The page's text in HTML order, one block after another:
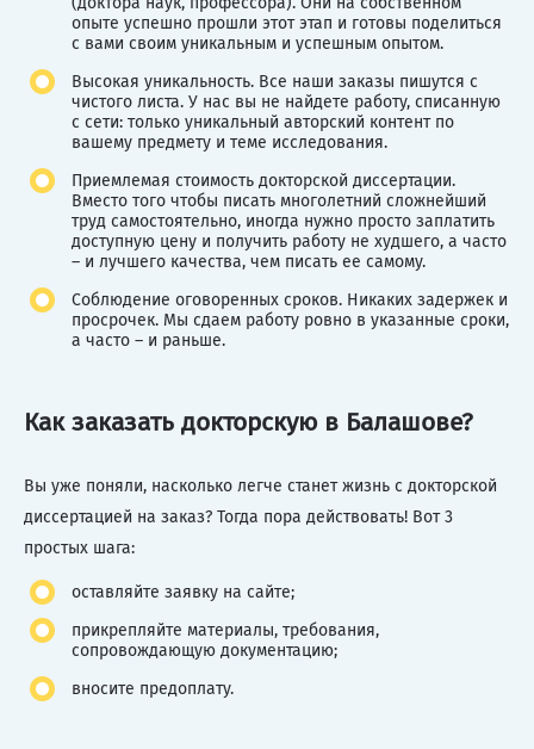
опыте успешно прошли этот этап и готовы поделиться
с вами своим уникальным и успешным опытом.
Высокая уникальность. Все наши заказы пишутся с
чистого листа. У нас вы не найдете работу, списанную
с сети: только уникальный авторский контент по
вашему предмету и теме исследования.
Приемлемая стоимость докторской диссертации.
Вместо того чтобы писать многолетний сложнейший
труд самостоятельно, иногда нужно просто заплатить
доступную цену и получить работу не худшего, а часто
– и лучшего качества, чем писать ее самому.
Соблюдение оговоренных сроков. Никаких задержек и
просрочек. Мы сдаем работу ровно в указанные сроки,
а часто – и раньше.
Как заказать докторскую в Балашове?
Вы уже поняли, насколько легче станет жизнь с докторской
диссертацией на заказ? Тогда пора действовать! Вот 3
простых шага:
оставляйте заявку на сайте;
прикрепляйте материалы, требования,
сопровождающую документацию;
вносите предоплату.